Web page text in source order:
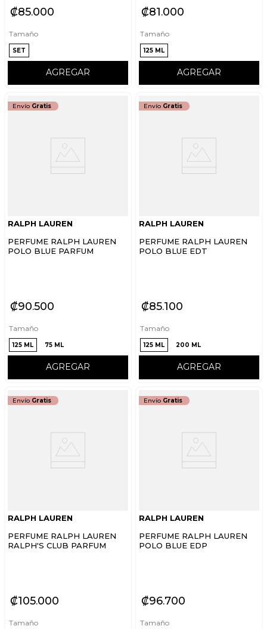
₡85000
Tamaño
SET
AGREGAR
₡81 000
Tamaño
125 ML
AGREGAR
Envío Gratis
RALPH LAUREN
PERFUME RALPH LAUREN
POLO BLUE PARFUM
₡90500
Tamaño
125 ML 75 ML
AGREGAR
Envío Gratis
RALPH LAUREN
PERFUME RALPH LAUREN
POLO BLUE EDT
₡85100
Tamaño
125 ML 200 ML
AGREGAR
Envío Gratis
RALPH LAUREN
PERFUME RALPH LAUREN
RALPH'S CLUB PARFUM
₡105000
Tamaño
Envío Gratis
RALPH LAUREN
PERFUME RALPH LAUREN
POLO BLUE EDP
₡96700
Tamaño